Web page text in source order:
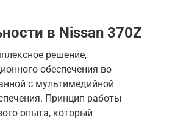
в Nissan 370Z
решение,
обеспечения во
с мультимедийной
Принцип работы
опыта, который